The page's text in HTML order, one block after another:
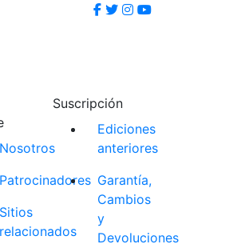
Nosotros
Patrocinadores
Sitios
relacionados
Suscripción
Ediciones
anteriores
Garantía,
Cambios
y
Devoluciones